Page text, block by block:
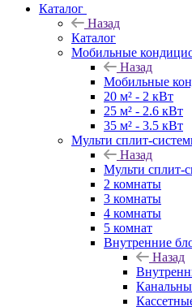
Каталог
Назад
Каталог
Мобильные
Назад
Мобильные
20 м² - 2 кВт
25 м² - 2.6 кВт
35 м² - 3.5 кВт
Мульти сплит-
Назад
Мульти сплит-
2 комнаты
3 комнаты
4 комнаты
5 комнат
Внутренние
Назад